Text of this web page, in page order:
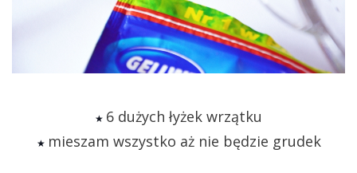
★ 6 dużych łyżek wrzątku
★ mieszam wszystko aż nie będzie grudek